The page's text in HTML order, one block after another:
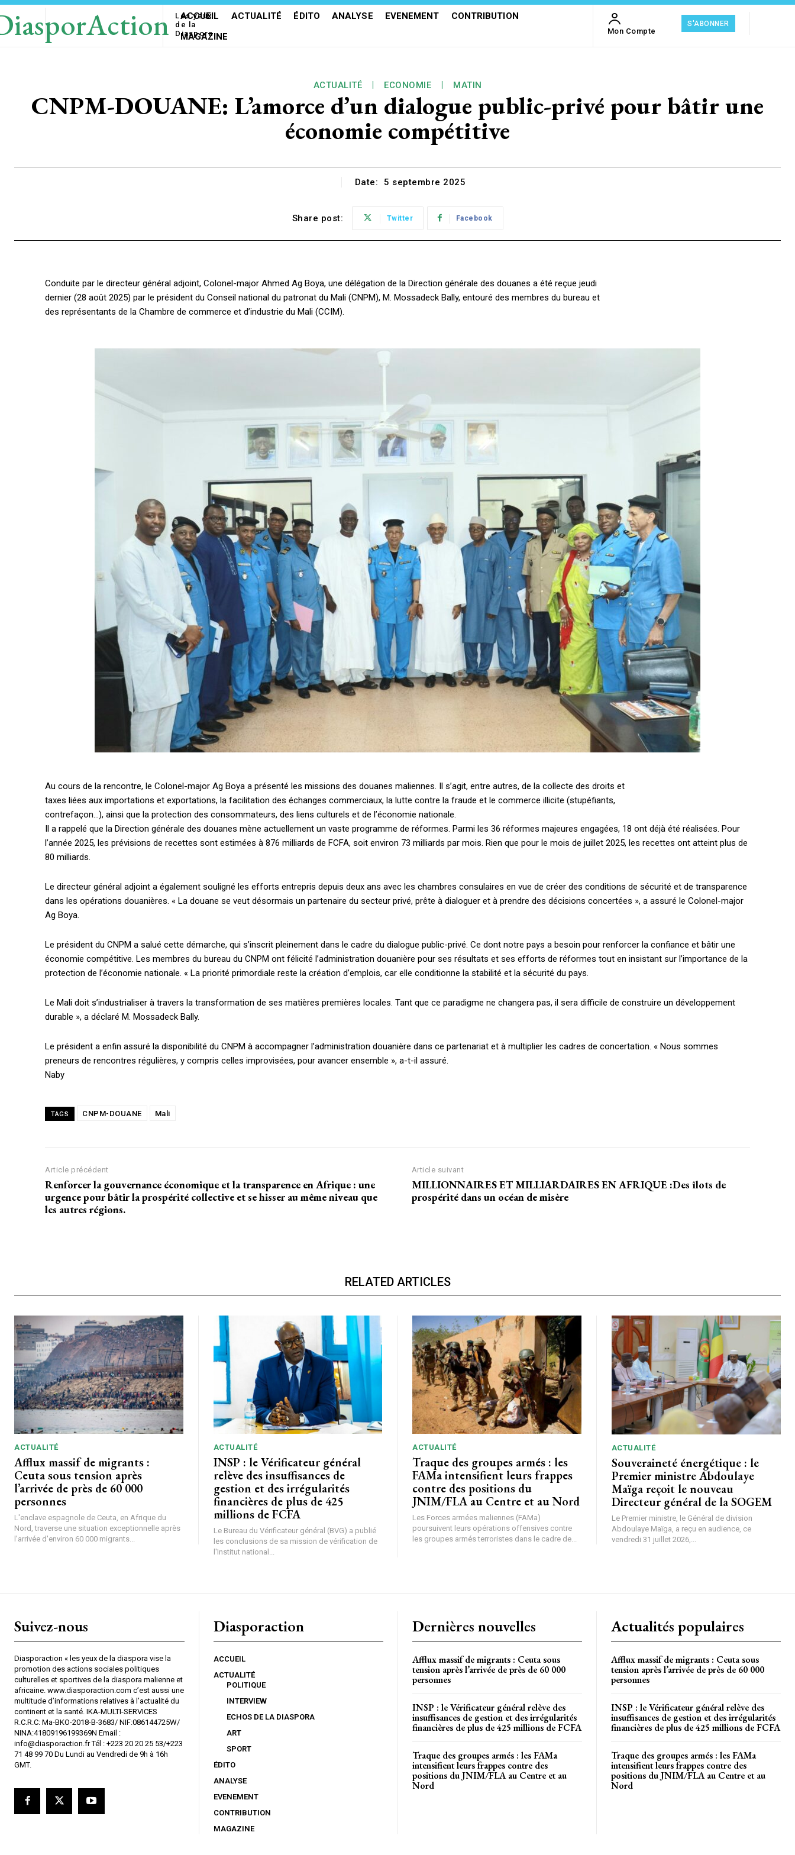
Plans d'abonnement
Accès gratuit
Gratuit /accès limité
Annonces
Tous les articles
Le magazine
Accès complet
$22 / anplaceholder text
Les yeux
de la
Diaspora
ACCUEIL ACTUALITÉ ÉDITO ANALYSE EVENEMENT
CONTRIBUTION
MAGAZINE
Mon Compte
S'ABONNER
ACTUALITÉ ECONOMIE MATIN
CNPM-DOUANE: L’amorce d’un dialogue public-privé pour bâtir une
économie compétitive
Date: 5 septembre 2025
Share post: Twitter Facebook
Conduite par le directeur général adjoint, Colonel-major Ahmed Ag Boya, une délégation de la Direction générale des douanes a été reçue jeudi
dernier (28 août 2025) par le président du Conseil national du patronat du Mali (CNPM), M. Mossadeck Bally, entouré des membres du bureau et
des représentants de la Chambre de commerce et d’industrie du Mali (CCIM).
Au cours de la rencontre, le Colonel-major Ag Boya a présenté les missions des douanes maliennes. Il s’agit, entre autres, de la collecte des droits et
taxes liées aux importations et exportations, la facilitation des échanges commerciaux, la lutte contre la fraude et le commerce illicite (stupéfiants,
contrefaçon…), ainsi que la protection des consommateurs, des liens culturels et de l’économie nationale.
Il a rappelé que la Direction générale des douanes mène actuellement un vaste programme de réformes. Parmi les 36 réformes majeures engagées, 18 ont déjà été réalisées. Pour
l’année 2025, les prévisions de recettes sont estimées à 876 milliards de FCFA, soit environ 73 milliards par mois. Rien que pour le mois de juillet 2025, les recettes ont atteint plus de
80 milliards.
Le directeur général adjoint a également souligné les efforts entrepris depuis deux ans avec les chambres consulaires en vue de créer des conditions de sécurité et de transparence
dans les opérations douanières. « La douane se veut désormais un partenaire du secteur privé, prête à dialoguer et à prendre des décisions concertées », a assuré le Colonel-major
Ag Boya.
Le président du CNPM a salué cette démarche, qui s’inscrit pleinement dans le cadre du dialogue public-privé. Ce dont notre pays a besoin pour renforcer la confiance et bâtir une
économie compétitive. Les membres du bureau du CNPM ont félicité l’administration douanière pour ses résultats et ses efforts de réformes tout en insistant sur l’importance de la
protection de l’économie nationale. « La priorité primordiale reste la création d’emplois, car elle conditionne la stabilité et la sécurité du pays.
Le Mali doit s’industrialiser à travers la transformation de ses matières premières locales. Tant que ce paradigme ne changera pas, il sera difficile de construire un développement
durable », a déclaré M. Mossadeck Bally.
Le président a enfin assuré la disponibilité du CNPM à accompagner l’administration douanière dans ce partenariat et à multiplier les cadres de concertation. « Nous sommes
preneurs de rencontres régulières, y compris celles improvisées, pour avancer ensemble », a-t-il assuré.
Naby
TAGS CNPM-DOUANE Mali
Article précédent
Renforcer la gouvernance économique et la transparence en Afrique : une
urgence pour bâtir la prospérité collective et se hisser au même niveau que
les autres régions.
Article suivant
MILLIONNAIRES ET MILLIARDAIRES EN AFRIQUE :Des îlots de
prospérité dans un océan de misère
RELATED ARTICLES
ACTUALITÉ
Afflux massif de migrants :
Ceuta sous tension après
l’arrivée de près de 60 000
personnes
L'enclave espagnole de Ceuta, en Afrique du
Nord, traverse une situation exceptionnelle après
l'arrivée d'environ 60 000 migrants...
ACTUALITÉ
INSP : le Vérificateur général
relève des insuffisances de
gestion et des irrégularités
financières de plus de 425
millions de FCFA
Le Bureau du Vérificateur général (BVG) a publié
les conclusions de sa mission de vérification de
l'Institut national...
ACTUALITÉ
Traque des groupes armés : les
FAMa intensifient leurs frappes
contre des positions du
JNIM/FLA au Centre et au Nord
Les Forces armées maliennes (FAMa)
poursuivent leurs opérations offensives contre
les groupes armés terroristes dans le cadre de...
ACTUALITÉ
Souveraineté énergétique : le
Premier ministre Abdoulaye
Maïga reçoit le nouveau
Directeur général de la SOGEM
Le Premier ministre, le Général de division
Abdoulaye Maïga, a reçu en audience, ce
vendredi 31 juillet 2026,...
Suivez-nous
Diasporaction « les yeux de la diaspora vise la
promotion des actions sociales politiques
culturelles et sportives de la diaspora malienne et
africaine. www.diasporaction.com c’est aussi une
multitude d’informations relatives à l’actualité du
continent et la santé. IKA-MULTI-SERVICES
R.C.R.C: Ma-BKO-2018-B-3683/ NIF:086144725W/
NINA:41809196199369N Email :
info@diasporaction.fr Tél : +223 20 20 25 53/+223
71 48 99 70 Du Lundi au Vendredi de 9h à 16h
GMT.
Diasporaction
ACCUEIL
ACTUALITÉ
POLITIQUE
INTERVIEW
ECHOS DE LA DIASPORA
ART
SPORT
ÉDITO
ANALYSE
EVENEMENT
CONTRIBUTION
MAGAZINE
Dernières nouvelles
Afflux massif de migrants : Ceuta sous
tension après l’arrivée de près de 60 000
personnes
INSP : le Vérificateur général relève des
insuffisances de gestion et des irrégularités
financières de plus de 425 millions de FCFA
Traque des groupes armés : les FAMa
intensifient leurs frappes contre des
positions du JNIM/FLA au Centre et au
Nord
Actualités populaires
Afflux massif de migrants : Ceuta sous
tension après l’arrivée de près de 60 000
personnes
INSP : le Vérificateur général relève des
insuffisances de gestion et des irrégularités
financières de plus de 425 millions de FCFA
Traque des groupes armés : les FAMa
intensifient leurs frappes contre des
positions du JNIM/FLA au Centre et au
Nord